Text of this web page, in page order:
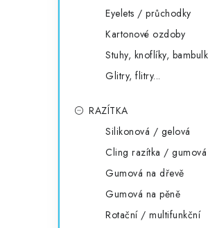
Eyelets / průchodky
Kartonové ozdoby
Stuhy, knoflíky,
Glitry, flitry...
RAZÍTKA
Silikonová / gelová
Cling razítka / gumová
Gumová na dřevě
Gumová na pěně
Rotační / multifunkční